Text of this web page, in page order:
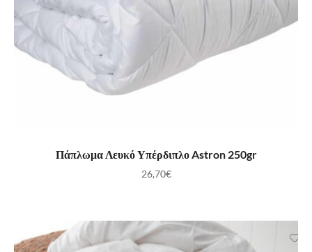
ΠΡΟΣΘΉΚΗ ΣΤΟ ΚΑΛΆΘΙ
Πάπλωμα Λευκό Υπέρδιπλο Astron 250gr
26,70€